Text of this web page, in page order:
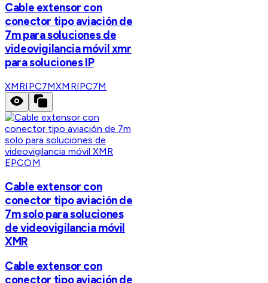
Cable extensor con
conector tipo aviación de
7m para soluciones de
videovigilancia móvil xmr
para soluciones IP
XMRIPC7MXMRIPC7M
EPCOM
Cable extensor con
conector tipo aviación de
7m solo para soluciones
de videovigilancia móvil
XMR
Cable extensor con
conector tipo aviación de